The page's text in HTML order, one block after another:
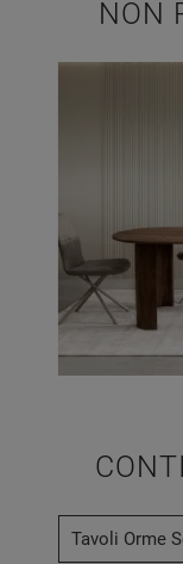
NON
Tavoli Orme